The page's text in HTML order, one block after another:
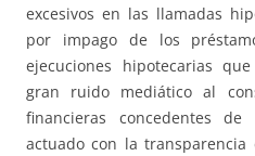
excesivos en las llamadas
por impago de los
ejecuciones hipotecarias
gran ruido mediático al
financieras concedentes
actuado con la